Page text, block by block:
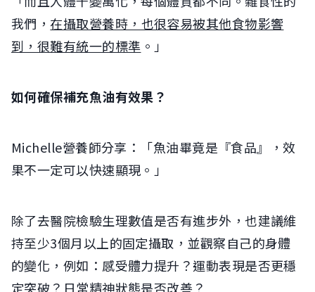
我們， 在攝取營養時，也很容易被其他食物影響
到，很難有統一的標準 。」
如何確保補充魚油有效果？
Michelle營養師分享：「魚油畢竟是『食品』，效
果不一定可以快速顯現。」
除了去醫院檢驗生理數值是否有進步外，也建議維
持至少3個月以上的固定攝取，並觀察自己的身體
的變化，例如：感受體力提升？運動表現是否更穩
定突破？日常精神狀態是否改善？